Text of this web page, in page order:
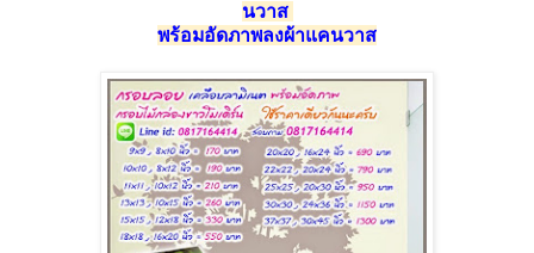
นวาส
พร้อมอัดภาพลงผ้าแคนวาส